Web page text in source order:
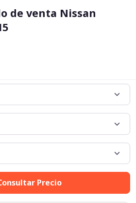
de venta Nissan
Precio